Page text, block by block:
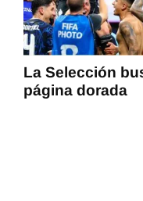
La Selección
página dorada